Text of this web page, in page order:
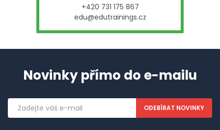
+420 731 175 867
edu@edutrainings.cz
Novinky přímo do e-mailu
Emailová
adresa